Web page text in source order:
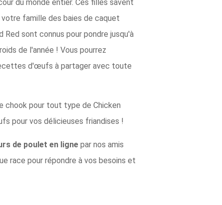
du monde entier. Ces filles savent
famille des baies de caquet
sont connus pour pondre jusqu'à
de l'année ! Vous pourrez
d'œufs à partager avec toute
chook pour tout type de Chicken
pour vos délicieuses friandises !
de poulet en ligne par nos amis
race pour répondre à vos besoins et